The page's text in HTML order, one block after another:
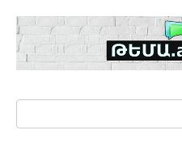
content
Search: